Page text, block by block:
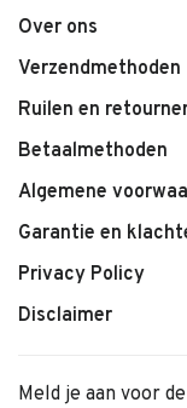
Over ons
Verzendmethoden
Ruilen en
Betaalmethoden
Algemene
Garantie en
Privacy Policy
Disclaimer
Meld je aan voor